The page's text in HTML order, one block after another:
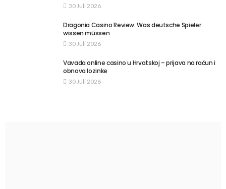
30 Juli 2026
Dragonia Casino Review: Was deutsche Spieler
wissen müssen
30 Juli 2026
Vavada online casino u Hrvatskoj – prijava na račun i
obnova lozinke
30 Juli 2026